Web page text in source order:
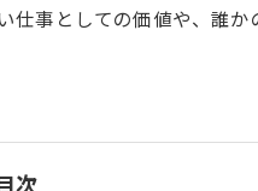
事としての価値や、誰
目次